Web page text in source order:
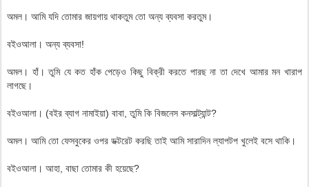
অমল। আমি যদি তোমার জায়গায় থাকতুম তো অন্য ব্যবসা করতুম।
বইওআলা। অন্য ব্যবসা!
অমল। হাঁ। তুমি যে কত হাঁক পেড়েও কিছু বিক্রী করতে পারছ না তা দেখে আমার মন খারাপ
লাগছে।
বইওআলা। (বইর ব্যাগ নামাইয়া) বাবা, তুমি কি বিজনেস কনসাল্ট্যান্ট?
অমল। আমি তো ফেসবুকের ওপর ডক্টরেট করছি তাই আমি সারাদিন ল্যাপটপ খুলেই বসে থাকি।
বইওআলা। আহা, বাছা তোমার কী হয়েছে?